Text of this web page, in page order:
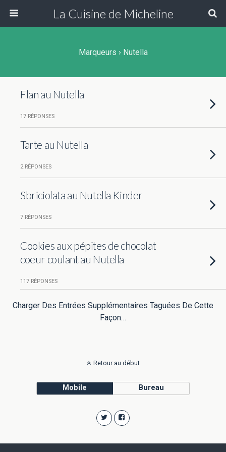
La Cuisine de Micheline
Marqueurs › Nutella
Flan au Nutella
17 RÉPONSES
Tarte au Nutella
2 RÉPONSES
Sbriciolata au Nutella Kinder
7 RÉPONSES
Cookies aux pépites de chocolat
coeur coulant au Nutella
117 RÉPONSES
Charger Des Entrées Supplémentaires Taguées De Cette
Façon…
Retour au début
Mobile Bureau